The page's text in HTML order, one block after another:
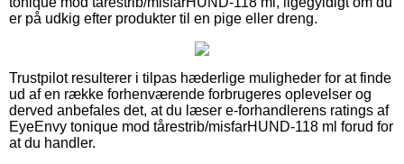
er på udkig efter produkter til en pige eller dreng.
Trustpilot resulterer i tilpas hæderlige muligheder for at finde
ud af en række forhenværende forbrugeres oplevelser og
derved anbefales det, at du læser e-forhandlerens ratings af
EyeEnvy tonique mod tårestrib/misfarHUND-118 ml forud for
at du handler.